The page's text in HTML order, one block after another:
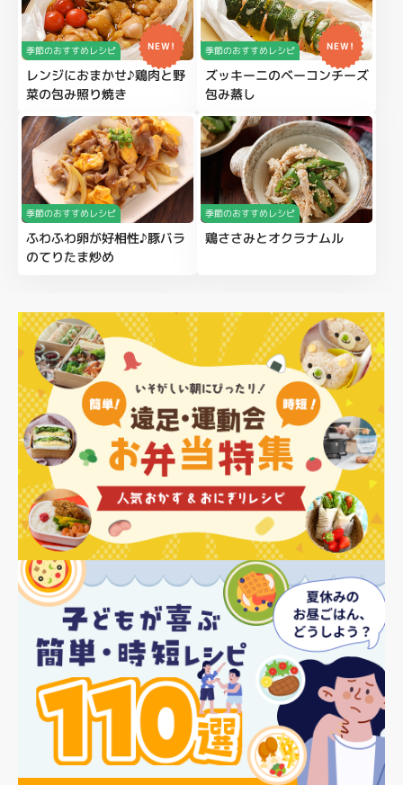
季節のおすすめレシピ NEW!
レンジにおまかせ♪鶏肉と野
菜の包み照り焼き
季節のおすすめレシピ NEW!
ズッキーニのベーコンチーズ
包み蒸し
季節のおすすめレシピ
ふわふわ卵が好相性♪豚バラ
のてりたま炒め
季節のおすすめレシピ
鶏ささみとオクラナムル